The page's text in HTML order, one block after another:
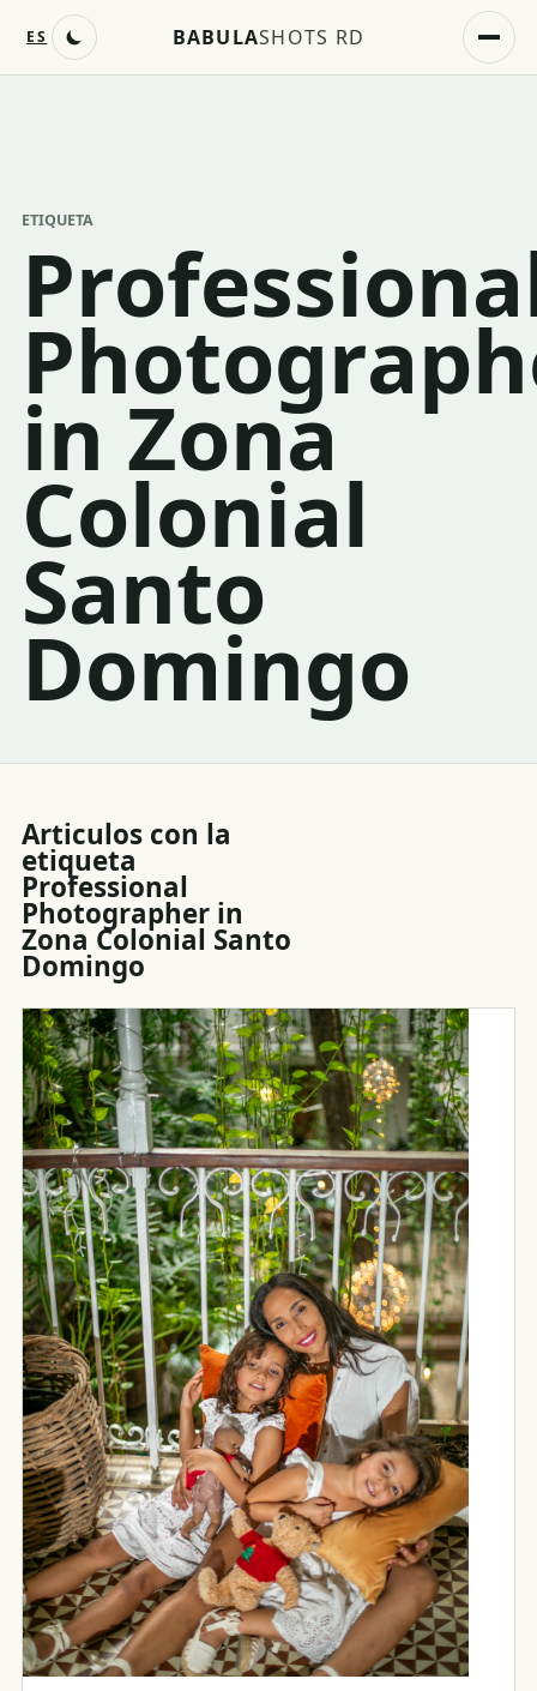
ES BABULASHOTS RD
ETIQUETA
in Zona
Colonial
Santo
Domingo
Articulos con la
etiqueta
Professional
Photographer in
Zona Colonial Santo
Domingo